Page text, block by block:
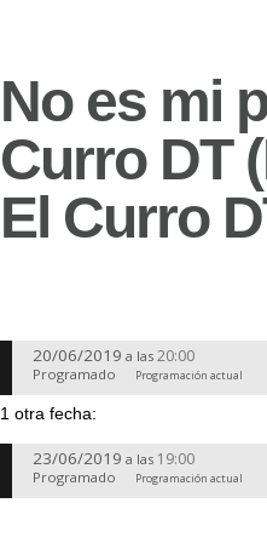
No es mi
Curro DT
El Curro
20/06/2019 a las 20:00
Programado Programación actual
1 otra fecha:
23/06/2019 a las 19:00
Programado Programación actual